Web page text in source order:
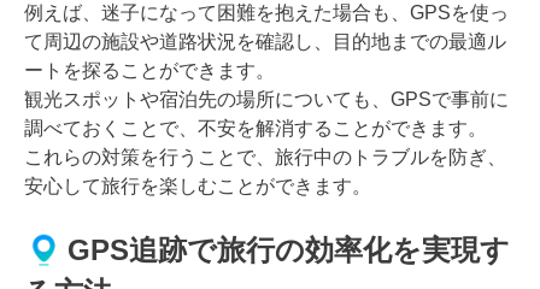
例えば、迷子になって困難を抱えた場合も、GPSを使っ
て周辺の施設や道路状況を確認し、目的地までの最適ル
ートを探ることができます。
観光スポットや宿泊先の場所についても、GPSで事前に
調べておくことで、不安を解消することができます。
これらの対策を行うことで、旅行中のトラブルを防ぎ、
安心して旅行を楽しむことができます。
GPS追跡で旅行の効率化を実現す